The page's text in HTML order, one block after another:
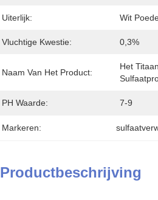
Uiterlijk: Wit
Vluchtige Kwestie: 0,3%
Naam Van Het Product:
Het
PH Waarde: 7-9
Markeren:
Productbeschrijving